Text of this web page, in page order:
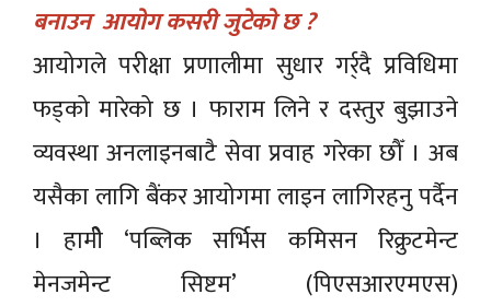
बनाउन आयोग कसरी जुटेको छ ?
आयोगले परीक्षा प्रणालीमा सुधार गर्र्दै प्रविधिमा
फड्को मारेको छ । फाराम लिने र दस्तुर बुझाउने
व्यवस्था अनलाइनबाटै सेवा प्रवाह गरेका छौँ । अब
यसैका लागि बैंकर आयोगमा लाइन लागिरहनु पर्दैन
। हामीे ‘पब्लिक सर्भिस कमिसन रिक्रुटमेन्ट
मेनजमेन्ट सिष्टम’ (पिएसआरएमएस)